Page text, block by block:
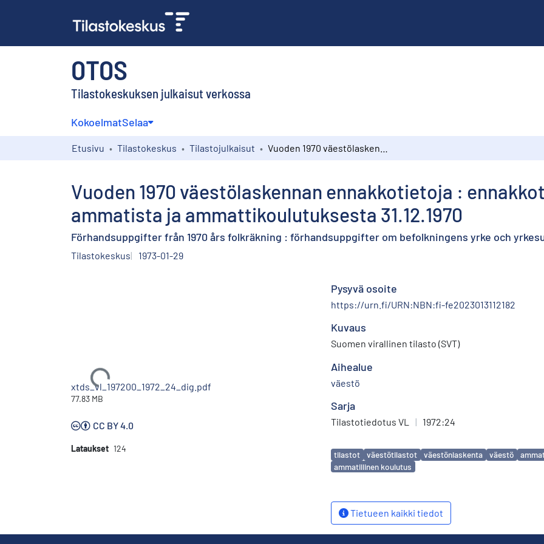
OTOS
Tilastokeskuksen julkaisut verkossa
KokoelmatSelaa
Etusivu Tilastokeskus Tilastojulkaisut
Vuoden 1970 väestölaskennan ennakkotietoja :
ammatista ja ammattikoulutuksesta 31.12.1970
Förhandsuppgifter från 1970 års folkräkning : förhandsuppgifter om befolkningens yrke och
Tilastokeskus 1973-01-29
Ladataan...
xtds_vl_197200_1972_24_dig.pdf
77.83 MB
CC BY 4.0
Lataukset 124
Pysyvä osoite
https://urn.fi/URN:NBN:fi-fe2023013112182
Kuvaus
Suomen virallinen tilasto (SVT)
Aihealue
väestö
Sarja
Tilastotiedotus VL | 1972:24
Avainsanat
tilastot väestötilastot väestönlaskenta väestö
ammatillinen koulutus
Tietueen kaikki tiedot